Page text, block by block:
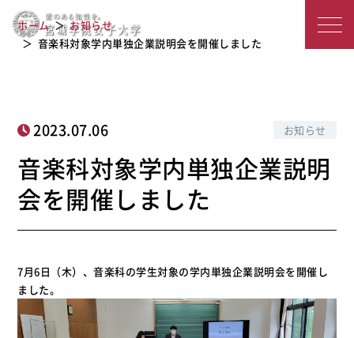
城
子
大
学
音楽科対象学内単独企業説明会を開催
しました
ホーム
お知らせ
音楽科対象学内単独企業説明会を開催しました
2023.07.06 お知らせ
音楽科対象学内単独企業説明
会を開催しました
7月6日（木）、音楽科の学生対象の学内単独企業説明会を開催し
ました。